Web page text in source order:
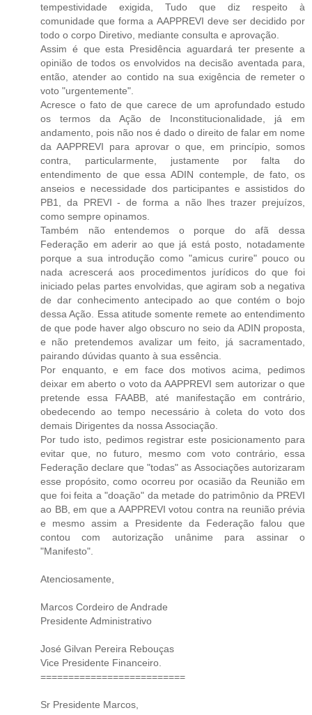
tempestividade exigida, Tudo que diz respeito à
comunidade que forma a AAPPREVI deve ser decidido por
todo o corpo Diretivo, mediante consulta e aprovação.
Assim é que esta Presidência aguardará ter presente a
opinião de todos os envolvidos na decisão aventada para,
então, atender ao contido na sua exigência de remeter o
voto "urgentemente".
Acresce o fato de que carece de um aprofundado estudo
os termos da Ação de Inconstitucionalidade, já em
andamento, pois não nos é dado o direito de falar em nome
da AAPPREVI para aprovar o que, em princípio, somos
contra, particularmente, justamente por falta do
entendimento de que essa ADIN contemple, de fato, os
anseios e necessidade dos participantes e assistidos do
PB1, da PREVI - de forma a não lhes trazer prejuízos,
como sempre opinamos.
Também não entendemos o porque do afã dessa
Federação em aderir ao que já está posto, notadamente
porque a sua introdução como "amicus curire" pouco ou
nada acrescerá aos procedimentos jurídicos do que foi
iniciado pelas partes envolvidas, que agiram sob a negativa
de dar conhecimento antecipado ao que contém o bojo
dessa Ação. Essa atitude somente remete ao entendimento
de que pode haver algo obscuro no seio da ADIN proposta,
e não pretendemos avalizar um feito, já sacramentado,
pairando dúvidas quanto à sua essência.
Por enquanto, e em face dos motivos acima, pedimos
deixar em aberto o voto da AAPPREVI sem autorizar o que
pretende essa FAABB, até manifestação em contrário,
obedecendo ao tempo necessário à coleta do voto dos
demais Dirigentes da nossa Associação.
Por tudo isto, pedimos registrar este posicionamento para
evitar que, no futuro, mesmo com voto contrário, essa
Federação declare que "todas" as Associações autorizaram
esse propósito, como ocorreu por ocasião da Reunião em
que foi feita a "doação" da metade do patrimônio da PREVI
ao BB, em que a AAPPREVI votou contra na reunião prévia
e mesmo assim a Presidente da Federação falou que
contou com autorização unânime para assinar o
"Manifesto".
Atenciosamente,
Marcos Cordeiro de Andrade
Presidente Administrativo
José Gilvan Pereira Rebouças
Vice Presidente Financeiro.
==========================
Sr Presidente Marcos,